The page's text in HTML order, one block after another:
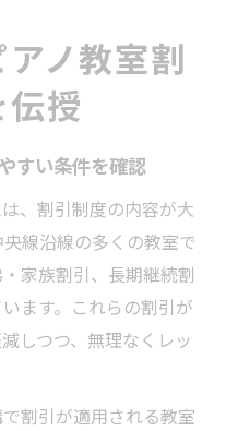
ノ教室割
伝授
すい条件を確認
、割引制度の内容が大
線沿線の多くの教室で
家族割引、長期継続割
ます。これらの割引が
しつつ、無理なくレッ
割引が適用される教室